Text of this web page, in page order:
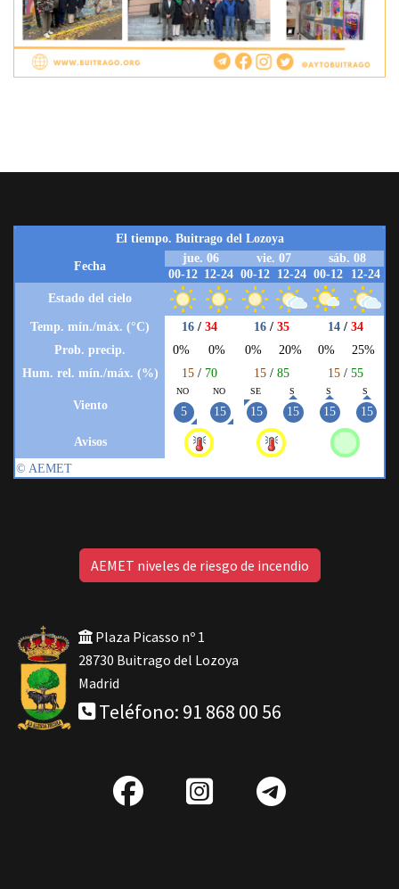
AEMET niveles de riesgo de incendio
Plaza Picasso nº 1
28730 Buitrago del Lozoya
Madrid
Teléfono: 91 868 00 56
fab
IG